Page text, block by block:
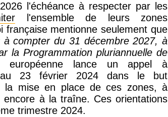
l'échéance à respecter par les
l'ensemble de leurs zones
française mentionne seulement que
à compter du 31 décembre 2027, à
la Programmation pluriannuelle de
européenne lance un appel à
23 février 2024 dans le but
la mise en place de ces zones, à
à la traîne. Ces orientations
trimestre 2024.